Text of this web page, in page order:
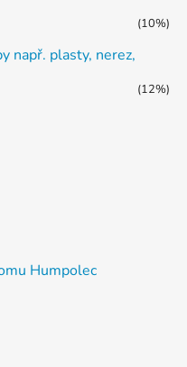
(10%)
např. plasty, nerez,
(12%)
Humpolec